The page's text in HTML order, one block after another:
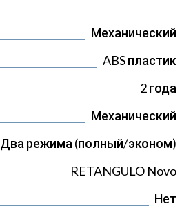
Механический
ABS пластик
2 года
Механический
Два режима (полный/эконом)
RETANGULO Novo
Нет